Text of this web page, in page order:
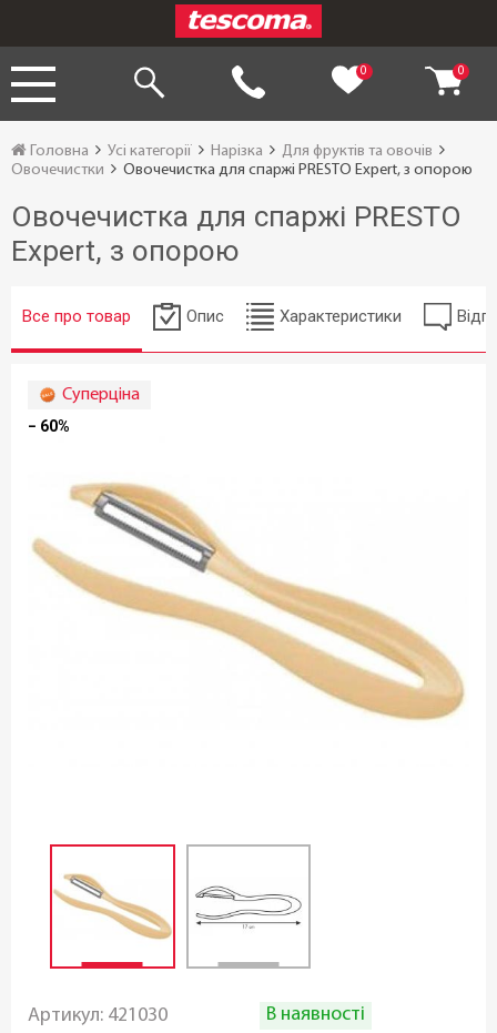
0 0
Головна Усі категорії Нарізка
Для фруктів та овочів
Овочечистки
Овочечистка для спаржі PRESTO Expert, з опорою
Овочечистка для спаржі PRESTO
Expert, з опорою
Все про товар Опис Характеристики
Суперціна
− 60%
Артикул: 421030 В наявності